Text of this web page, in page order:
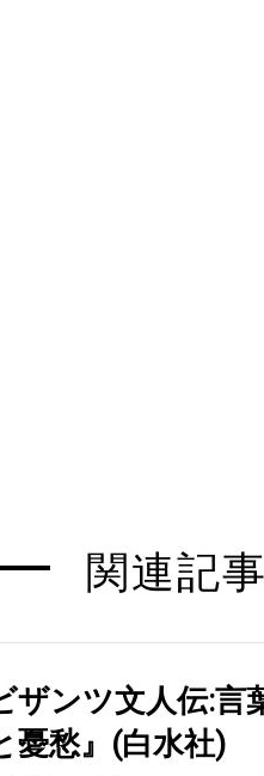
関連記
ザンツ文人伝:
憂愁』(白水社)